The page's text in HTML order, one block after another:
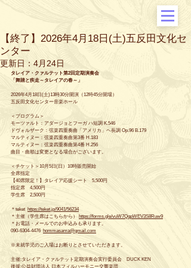
【終了】2026年4月18日(土)五反田文化セ
ンター
更新日： 4月24日
タレイア・クァルテット第2回定期演奏会
「舞踏と疾走～タレイアの春～」
2026年4月18日(土)13時30分開演（12時45分開場）
五反田文化センター音楽ホール
＜プログラム＞
モーツァルト：アダージョとフーガ ハ短調 K.546
ドヴォルザーク：弦楽四重奏曲「アメリカ」ヘ長調 Op.96 B.179
マルティヌー：弦楽四重奏曲第3番 H.183
マルティヌー：弦楽四重奏曲第4番 H.256
曲目・曲順は変更となる場合がございます。
＜チケット＞10月5日(日）10時販売開始
全席指定
【40席限定！】タレイア応援シート　5,500円
指定席　4,500円
学生席　2,500円
＊teket https://teket.jp/9041/56234
＊ 主催（学生席はこちらから）
https://forms.gle/vuW7QqpWEV3S8Ruw9
＊お電話・メールでのお申込みも承ります。
090-6304-4476 hommasama@gmail.com
※未就学児のご入場はお断りとさせていただきます。
主催:タレイア・クァルテット定期演奏会実行委員会　DUCK KEN
後援:公益財団法人 日本フィルハーモニー交響楽団